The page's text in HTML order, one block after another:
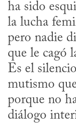
ha sido
la lucha
pero nadie
que le cagó
Es el
mutismo
porque no
diálogo